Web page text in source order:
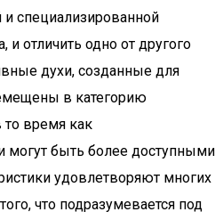
специализированной
отличить одно от другого
духи, созданные для
в категорию
то время как
могут быть более доступными
удовлетворяют многих
что подразумевается под